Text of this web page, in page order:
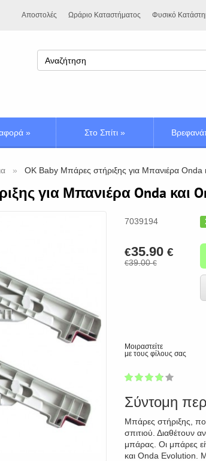
Αποστολές Ωράριο Καταστήματος Φυσικό
» Στο Σπίτι »
OK Baby Μπάρες στήριξης για Μπανιέρα Onda
για Μπανιέρα Onda και
7039194
€35.90 €
€39.00€
Μοιραστείτε
με τους φίλους σας
1
2
3
4
5
Σύντομη
Μπάρες στήριξης,
σπιτιού. Διαθέτουν
μπάρας. Οι μπάρες
και Onda Evolution.